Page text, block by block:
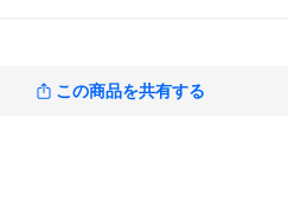
この商品を共有する